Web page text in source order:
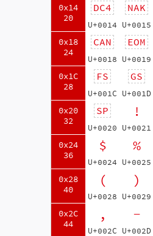
0x14
20
0x18
24
0x1C
28
0x20
32
0x24
36
0x28
40
0x2C
44
DC4
U+0014
NAK
U+0015
CAN
U+0018
EOM
U+0019
FS
U+001C
GS
U+001D
SP
U+0020
!
U+0021
$
U+0024
%
U+0025
(
U+0028
)
U+0029
,
U+002C
-
U+002D